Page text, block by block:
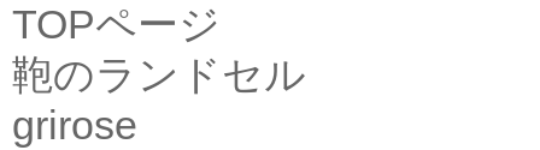
TOPページ
鞄のランドセル
grirose